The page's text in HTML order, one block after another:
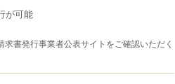
が可能
書発行事業者公表サイトをご確認いただく